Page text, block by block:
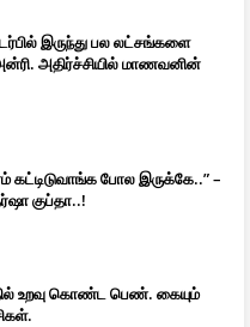
இருந்து பல லட்சங்களை
அதிர்ச்சியில் மாணவனின்
கட்டிடுவாங்க போல இருக்கே..” –
குப்தா..!
உறவு கொண்ட பெண். கையும்